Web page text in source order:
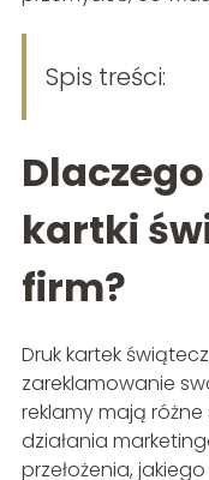
Spis treści:
kartki
firm?
Druk kartek
zareklamowanie
reklamy mają różne
działania
przełożenia,